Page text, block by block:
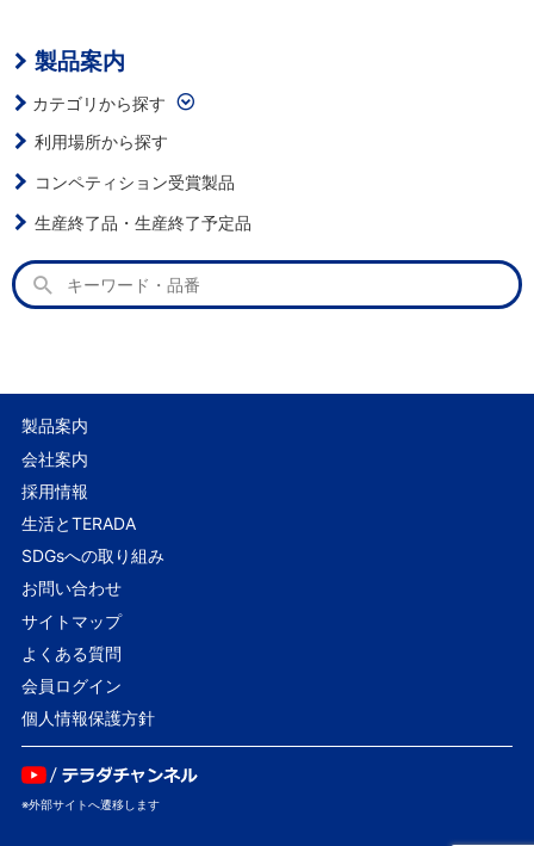
製品案内
カテゴリから探す
利用場所から探す
コンペティション受賞製品
生産終了品・生産終了予定品
製品案内
会社案内
採用情報
生活とTERADA
SDGsへの取り組み
お問い合わせ
サイトマップ
よくある質問
会員ログイン
個人情報保護方針